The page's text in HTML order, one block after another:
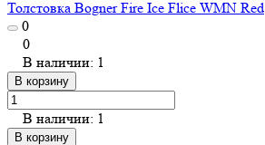
Толстовка Bogner Fire Ice Flice WMN Red
0
0
В наличии: 1
В корзину
В наличии: 1
В корзину